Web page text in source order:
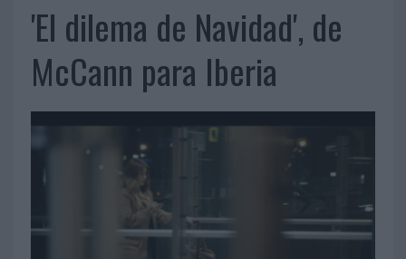
'El dilema de Navidad', de
McCann para Iberia